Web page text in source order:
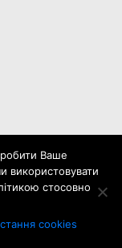
Ваше
використовувати
стосовно
cookies